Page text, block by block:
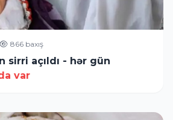
866 baxış
sirri açıldı - hər gün
var